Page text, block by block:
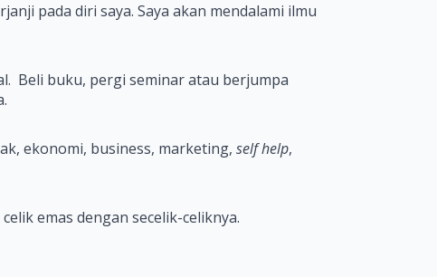
pada diri saya. Saya akan mendalami ilmu
Beli buku, pergi seminar atau berjumpa
ekonomi, business, marketing, self help,
emas dengan secelik-celiknya.